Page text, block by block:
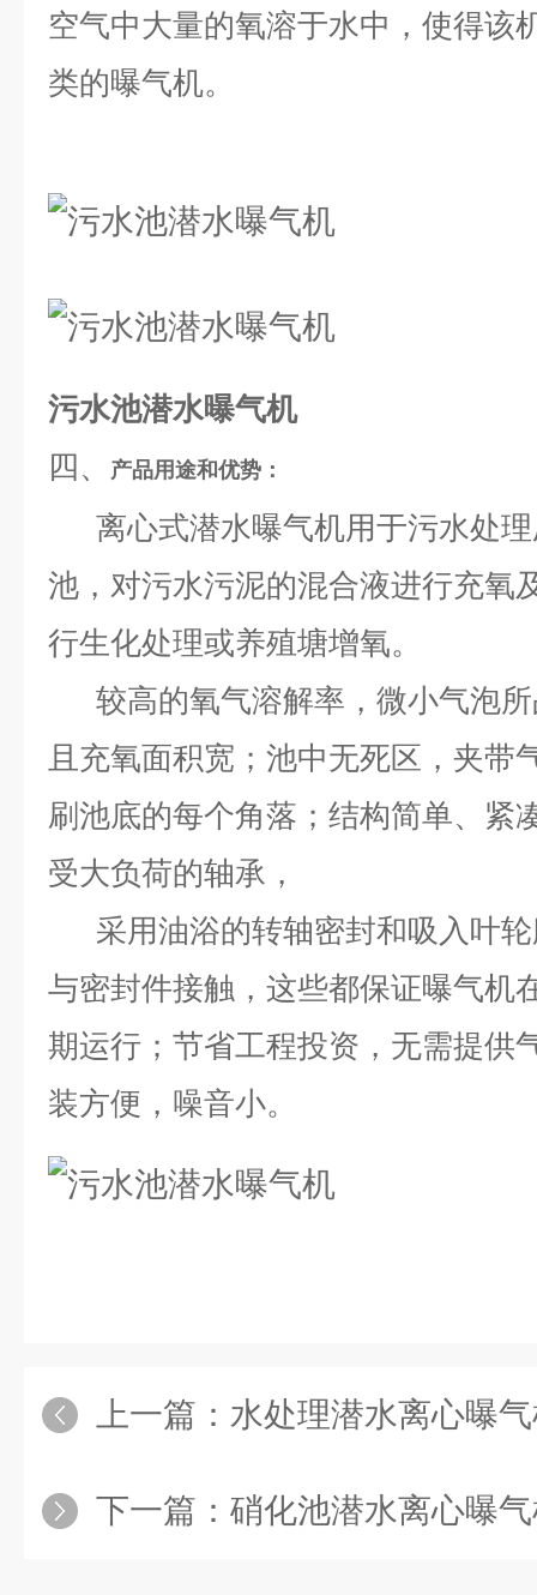
空气中大量的氧溶于水中，使得该
类的曝气机。
污水池潜水曝气机
四、
产品用途和优势：
离心式潜水曝气机用于污水处
池，对污水污泥的混合液进行充氧
行生化处理或养殖塘增氧。
较高的氧气溶解率，微小气泡
且充氧面积宽；池中无死区，夹带
刷池底的每个角落；结构简单、紧
受大负荷的轴承，
采用油浴的转轴密封和吸入叶
与密封件接触，这些都保证曝气机
期运行；节省工程投资，无需提供
装方便，噪音小。
上一篇： 水处理潜水离心曝
下一篇： 硝化池潜水离心曝